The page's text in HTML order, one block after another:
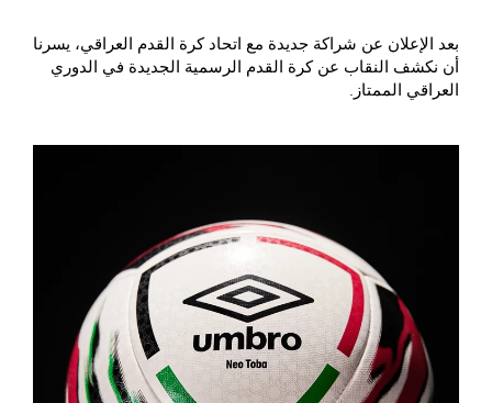
بعد الإعلان عن شراكة جديدة مع اتحاد كرة القدم العراقي، يسرنا
أن نكشف النقاب عن كرة القدم الرسمية الجديدة في الدوري
العراقي الممتاز.